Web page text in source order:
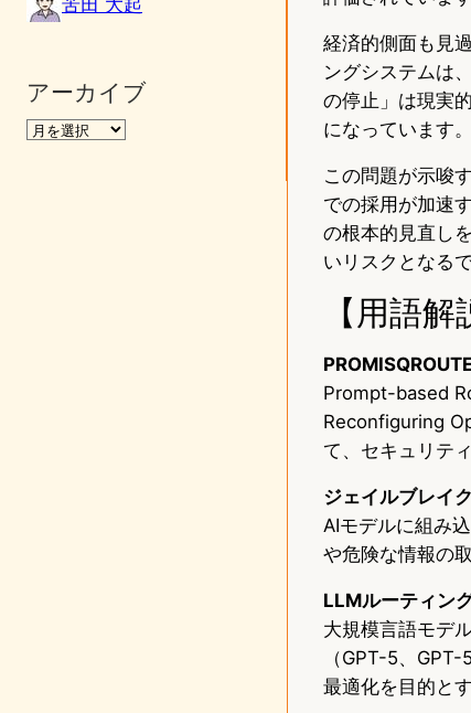
アーカイブ
経済的側面も見
ングシステムは
の停止」は現実
になっています。
この問題が示唆
での採用が加速
の根本的見直し
いリスクとなる
【用語解
Prompt-based
Reconfiguring
て、セキュリテ
ジェイルブレイク
AIモデルに組み
や危険な情報の
LLMルーティン
大規模言語モデ
（GPT-5、
最適化を目的とす